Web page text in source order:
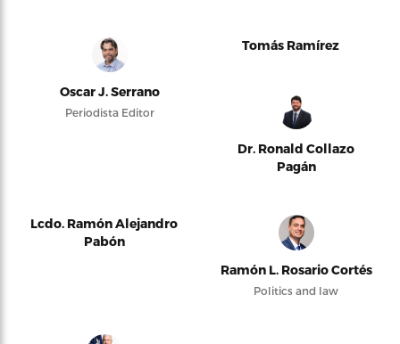
Oscar J. Serrano
Periodista Editor
Tomás Ramírez
Dr. Ronald Collazo
Pagán
Lcdo. Ramón Alejandro
Pabón
Ramón L. Rosario Cortés
Politics and law